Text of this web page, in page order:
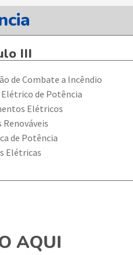
III
de Combate a Incêndio
Elétrico de Potência
Elétricos
Renováveis
de Potência
Elétricas
AQUI